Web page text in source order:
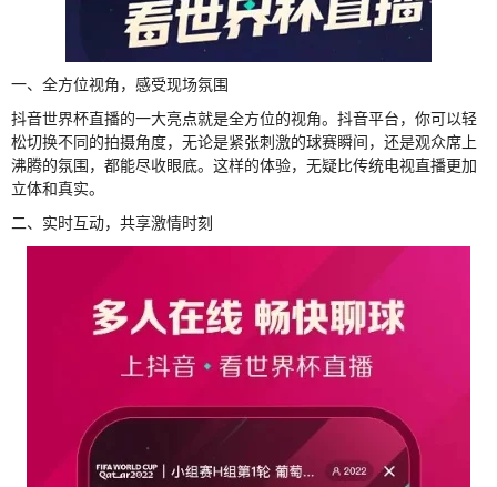
一、全方位视角，感受现场氛围
抖音世界杯直播的一大亮点就是全方位的视角。抖音平台，你可以轻
松切换不同的拍摄角度，无论是紧张刺激的球赛瞬间，还是观众席上
沸腾的氛围，都能尽收眼底。这样的体验，无疑比传统电视直播更加
立体和真实。
二、实时互动，共享激情时刻